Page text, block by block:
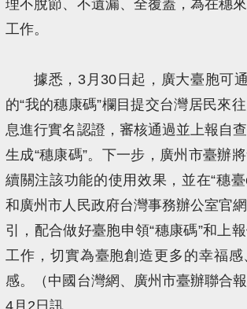
理不脫節、不遺漏、全覆蓋，為在穗
工作。
據悉，3月30日起，廣大臺胞可
的“我的穗康碼”欄目提交台灣居民來
息進行實名認證，審核通過並上報自
生成“穗康碼”。下一步，廣州市臺辦
續關注該功能的使用效果，並在“穗
和廣州市人民政府台灣事務辦公室官
引，配合做好臺胞申領“穗康碼”和上
工作，切實為臺胞創造更多的幸福
感。（中國台灣網、廣州市臺辦聯合
4月2日訊